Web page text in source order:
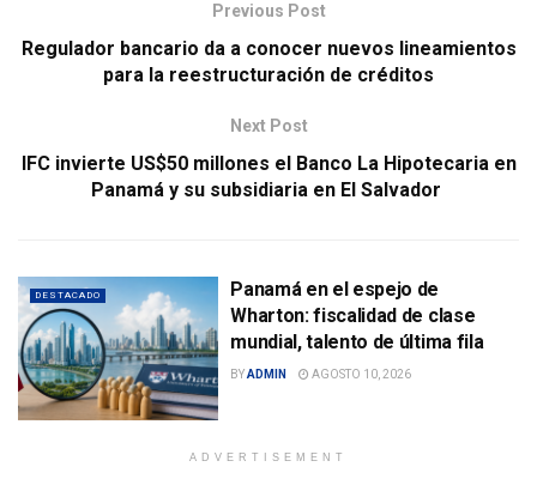
Previous Post
Regulador bancario da a conocer nuevos lineamientos
para la reestructuración de créditos
Next Post
IFC invierte US$50 millones el Banco La Hipotecaria en
Panamá y su subsidiaria en El Salvador
DESTACADO
Panamá en el espejo de
Wharton: fiscalidad de clase
mundial, talento de última fila
BYADMIN AGOSTO 10, 2026
ADVERTISEMENT